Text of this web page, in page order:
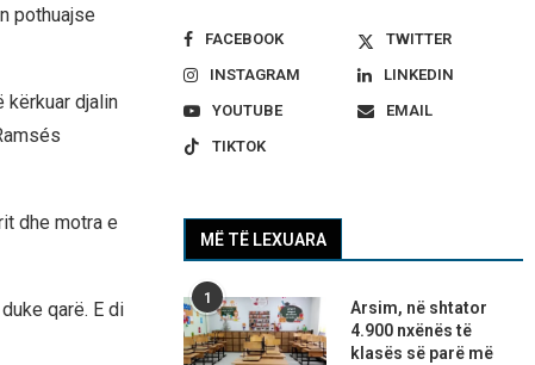
pothuajse
kërkuar djalin
dhe motra e
qarë. E di
FACEBOOK
TWITTER
INSTAGRAM
LINKEDIN
YOUTUBE
EMAIL
TIKTOK
MË TË LEXUARA
1
Arsim, në shtator
4.900 nxënës të
klasës së parë më